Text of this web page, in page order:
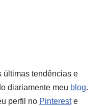
últimas tendências e
diariamente meu blog.
perfil no Pintereste